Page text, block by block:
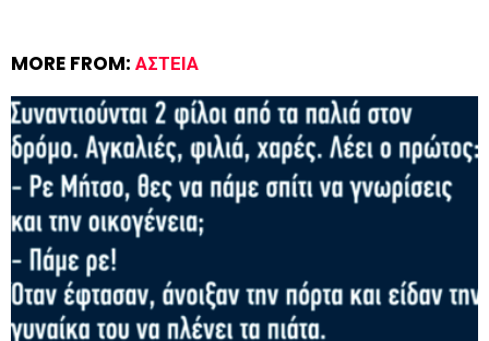
MORE FROM: ΑΣΤΕΊΑ